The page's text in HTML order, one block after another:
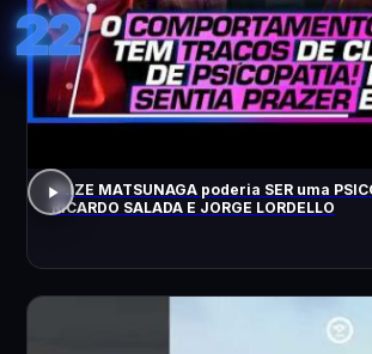
22
ELIZE MATSUNAGA poderia SER uma
RICARDO SALADA E JORGE LORDELLO